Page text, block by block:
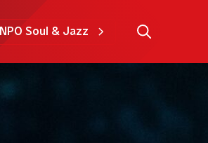
NPO Soul & Jazz